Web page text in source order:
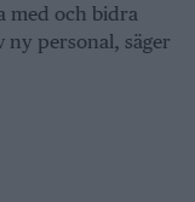
med och bidra
personal, säger